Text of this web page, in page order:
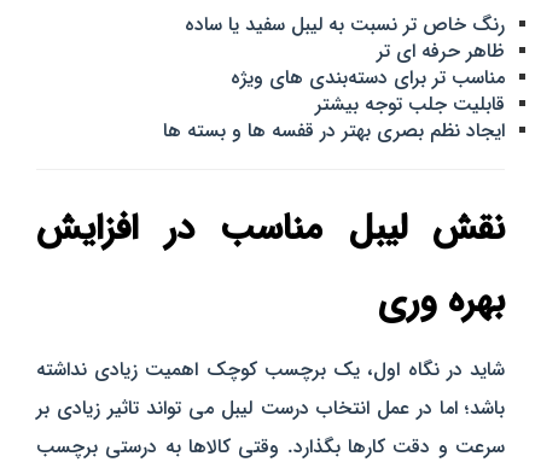
رنگ خاص‌ تر نسبت به لیبل سفید یا ساده
ظاهر حرفه‌ ای‌ تر
مناسب‌ تر برای دسته‌بندی‌ های ویژه
قابلیت جلب توجه بیشتر
ایجاد نظم بصری بهتر در قفسه‌ ها و بسته‌ ها
نقش لیبل مناسب در افزایش
بهره‌ وری
شاید در نگاه اول، یک برچسب کوچک اهمیت زیادی نداشته
باشد؛ اما در عمل انتخاب درست لیبل می‌ تواند تاثیر زیادی بر
سرعت و دقت کارها بگذارد. وقتی کالاها به‌ درستی برچسب‌